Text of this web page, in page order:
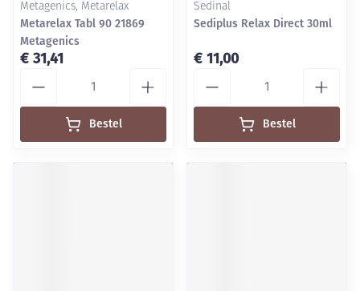
Metagenics, Metarelax
Metarelax Tabl 90 21869
Metagenics
€ 31,41
Bestel
Sedinal
Sediplus Relax Direct 30ml
€ 11,00
Bestel